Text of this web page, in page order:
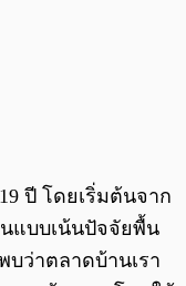
ปี โดยเริ่มต้นจาก
แบบเน้นปัจจัยพื้น
บว่าตลาดบ้านเรา